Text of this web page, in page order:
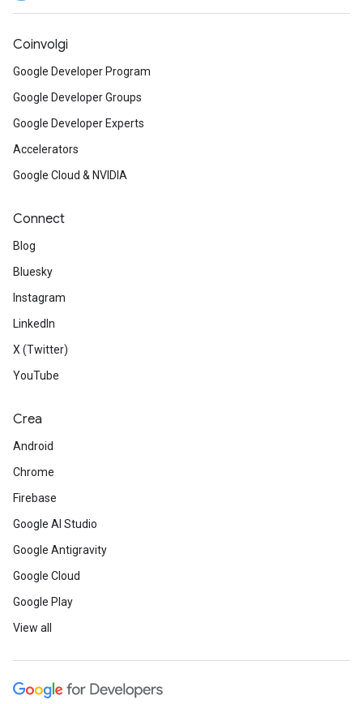
Coinvolgi
Google Developer Program
Google Developer Groups
Google Developer Experts
Accelerators
Google Cloud & NVIDIA
Connect
Blog
Bluesky
Instagram
LinkedIn
X (Twitter)
YouTube
Crea
Android
Chrome
Firebase
Google AI Studio
Google Antigravity
Google Cloud
Google Play
View all